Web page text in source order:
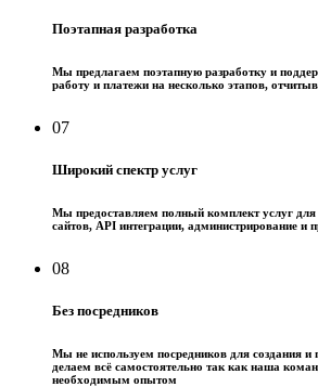
Поэтапная разработка
Мы предлагаем поэтапную разработку и
работу и платежи на несколько этапов,
07
Широкий спектр услуг
Мы предоставляем полный комплект услуг для
сайтов, API интеграции, администрирование и
08
Без посредников
Мы не используем посредников для создания и
делаем всё самостоятельно так как наша
необходимым опытом